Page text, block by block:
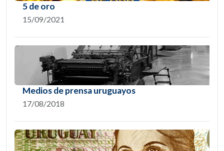
5 de oro
15/09/2021
Medios de prensa uruguayos
17/08/2018